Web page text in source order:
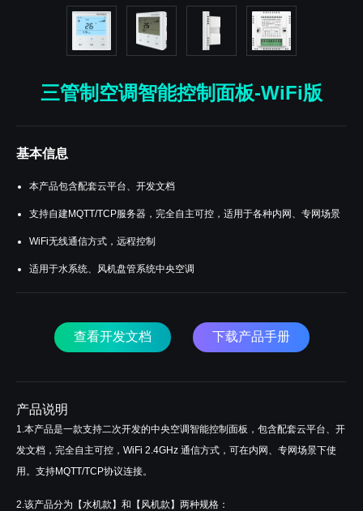
三管制空调智能控制面板-WiFi版
基本信息
本产品包含配套云平台、开发文档
支持自建MQTT/TCP服务器，完全自主可控，适用于各种内网、专网场景
WiFi无线通信方式，远程控制
适用于水系统、风机盘管系统中央空调
查看开发文档 下载产品手册
产品说明
1.本产品是一款支持二次开发的中央空调智能控制面板，包含配套云平台、开
发文档，完全自主可控，WiFi 2.4GHz 通信方式，可在内网、专网场景下使
用。支持MQTT/TCP协议连接。
2.该产品分为【水机款】和【风机款】两种规格：